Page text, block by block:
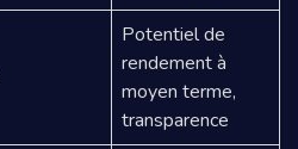
Potentiel de
rendement à
moyen terme,
transparence